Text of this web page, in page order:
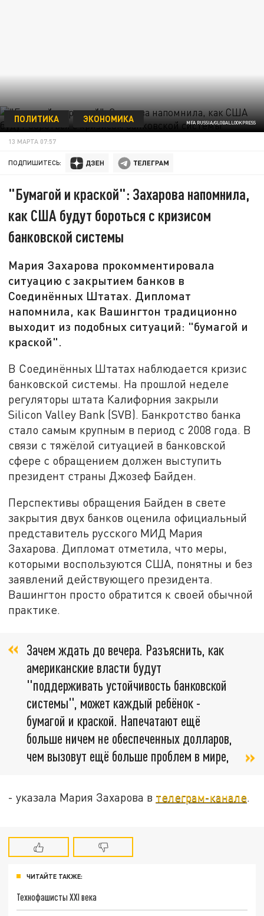
MFA RUSSIA/GLOBALLOOKPRESS
ПОЛИТИКА ЭКОНОМИКА
13 МАРТА 07:57
ПОДПИШИТЕСЬ:
"Бумагой и краской": Захарова напомнила,
как США будут бороться с кризисом
банковской системы
Мария Захарова прокомментировала
ситуацию с закрытием банков в
Соединённых Штатах. Дипломат
напомнила, как Вашингтон традиционно
выходит из подобных ситуаций: "бумагой и
краской".
В Соединённых Штатах наблюдается кризис
банковской системы. На прошлой неделе
регуляторы штата Калифорния закрыли
Silicon Valley Bank (SVB). Банкротство банка
стало самым крупным в период с 2008 года. В
связи с тяжёлой ситуацией в банковской
сфере с обращением должен выступить
президент страны Джозеф Байден.
Перспективы обращения Байден в свете
закрытия двух банков оценила официальный
представитель русского МИД Мария
Захарова. Дипломат отметила, что меры,
которыми воспользуются США, понятны и без
заявлений действующего президента.
Вашингтон просто обратится к своей обычной
практике.
Зачем ждать до вечера. Разъяснить, как
американские власти будут
"поддерживать устойчивость банковской
системы", может каждый ребёнок -
бумагой и краской. Напечатают ещё
больше ничем не обеспеченных долларов,
чем вызовут ещё больше проблем в мире,
- указала Мария Захарова в телеграм-канале.
ЧИТАЙТЕ ТАКЖЕ:
Технофашисты XXI века